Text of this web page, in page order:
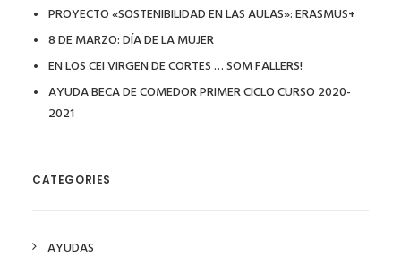
PROYECTO «SOSTENIBILIDAD EN LAS AULAS»: ERASMUS+
8 DE MARZO: DÍA DE LA MUJER
EN LOS CEI VIRGEN DE CORTES … SOM FALLERS!
AYUDA BECA DE COMEDOR PRIMER CICLO CURSO 2020-
2021
CATEGORIES
AYUDAS